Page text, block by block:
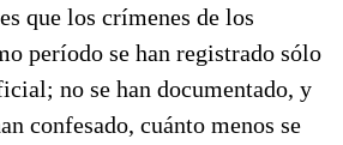
que los crímenes de los
período se han registrado sólo
no se han documentado, y
confesado, cuánto menos se